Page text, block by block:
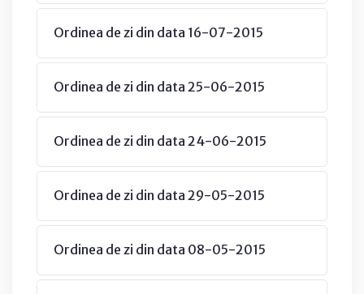
Ordinea de zi din data 16-07-2015
Ordinea de zi din data 25-06-2015
Ordinea de zi din data 24-06-2015
Ordinea de zi din data 29-05-2015
Ordinea de zi din data 08-05-2015